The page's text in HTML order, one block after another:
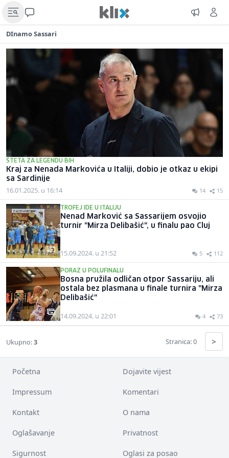
DInamo Sassari
ŠTETA ZA LEGENDU BIH
Kraj za Nenada Markovića u Italiji, dobio je otkaz u ekipi
sa Sardinije
16.01.2025. u 16:14 14 15
TROFEJ IDE U ITALIJU
Nenad Marković sa Sassarijem osvojio
turnir "Mirza Delibašić", u finalu pao Cluj
15.09.2024. u 21:52 5 112
PORAZ U POLUFINALU
Bosna pružila odličan otpor Sassariju, ali
ostala bez plasmana u finale turnira "Mirza
Delibašić"
14.09.2024. u 22:01 4 73
Ukupno:3 Stranica: 0 >
Početna Dojavite vijest
Impressum Komentari
Kontakt O nama
Oglašavanje Privatnost
Sigurnost Oglasi za posao